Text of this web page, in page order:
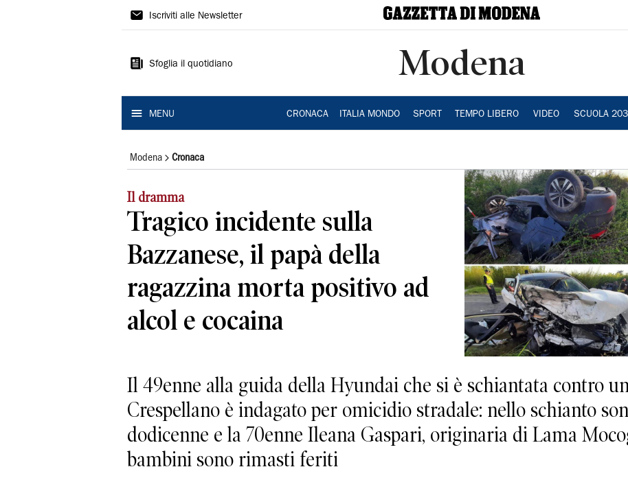
Gazzetta
Modena
Iscriviti alle Newsletter
Sfoglia il quotidiano Modena
MENU CRONACA ITALIA MONDO SPORT TEMPO LIBERO VIDEO SCUOLA
Modena Cronaca
Il dramma
Tragico incidente sulla
Bazzanese, il papà della
ragazzina morta positivo ad
alcol e cocaina
Il 49enne alla guida della Hyundai che si è schiantata contro
Crespellano è indagato per omicidio stradale: nello schianto
dodicenne e la 70enne Ileana Gaspari, originaria di Lama
bambini sono rimasti feriti